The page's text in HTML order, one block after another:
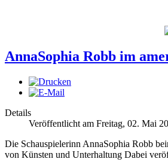
AnnaSophia Robb im
Details
Veröffentlicht am Freitag, 02. Mai
Die Schauspielerinn AnnaSophia Robb
von Künsten und Unterhaltung Dabei